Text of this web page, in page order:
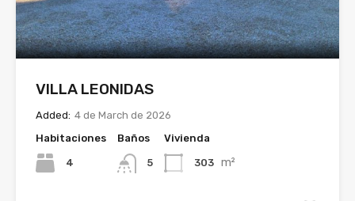
VILLA LEONIDAS
Added: 4 de March de 2026
Habitaciones
4
Baños
5
Vivienda
303 m²